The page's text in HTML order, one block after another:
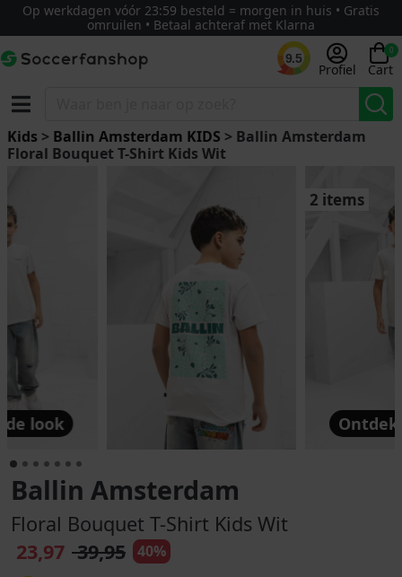
Op werkdagen vóór 23:59 besteld = morgen in huis • Gratis
omruilen • Betaal achteraf met Klarna
9.5
Profiel
0
Cart
Kids > Ballin Amsterdam KIDS > Ballin Amsterdam
Floral Bouquet T-Shirt Kids Wit
de look
2 items
Ballin Amsterdam
Floral Bouquet T-Shirt Kids Wit
23,97 39,95 40%